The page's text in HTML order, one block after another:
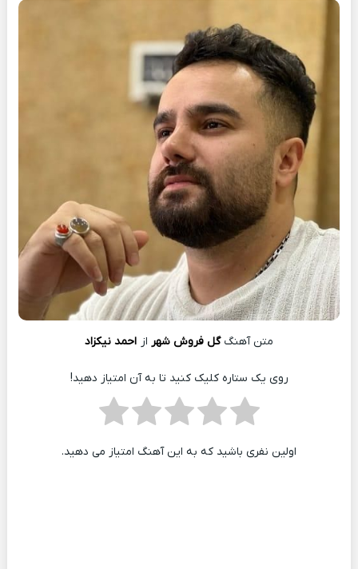
متن آهنگگل فروش شهر از احمد نیکزاد
روی یک ستاره کلیک کنید تا به آن امتیاز دهید!
اولین نفری باشید که به این آهنگ امتیاز می دهید.